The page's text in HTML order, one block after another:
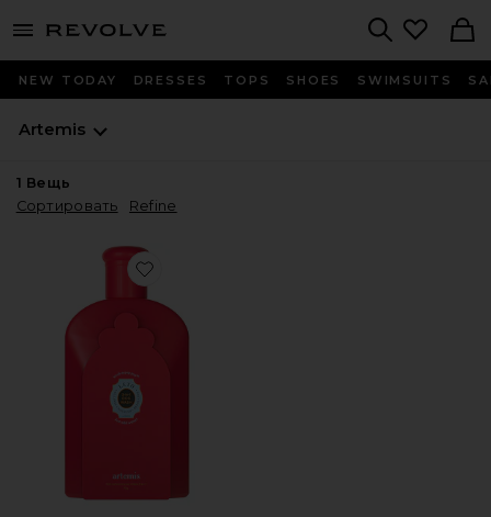
menu - shows more content
NEW TODAY DRESSES TOPS SHOES SWIMSUITS
Artemis
1 Вещь
Сортировать
Refine
Favorite ШАМПУНЬ ДЛЯ СОБАК POWDER-TO-LATHER